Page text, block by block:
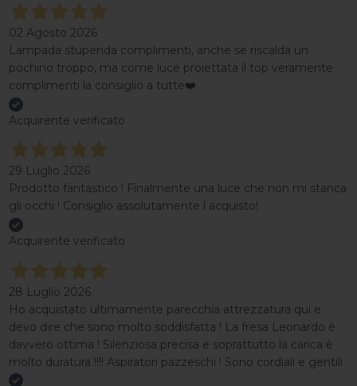
02 Agosto 2026
Lampada stupenda complimenti, anche se riscalda un
pochino troppo, ma come luce proiettata il top veramente
complimenti la consiglio a tutte❤️
Acquirente verificato
29 Luglio 2026
Prodotto fantastico ! Finalmente una luce che non mi stanca
gli occhi ! Consiglio assolutamente l acquisto!
Acquirente verificato
28 Luglio 2026
Ho acquistato ultimamente parecchia attrezzatura qui e
devo dire che sono molto soddisfatta ! La fresa Leonardo è
davvero ottima ! Silenziosa precisa e soprattutto la carica è
molto duratura !!!! Aspiratori pazzeschi ! Sono cordiali e gentili